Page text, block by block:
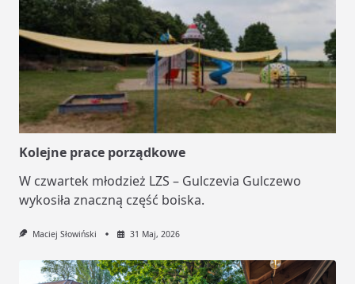
Kolejne prace porządkowe
W czwartek młodzież LZS – Gulczevia Gulczewo
wykosiła znaczną część boiska.
Maciej Słowiński 31 Maj, 2026